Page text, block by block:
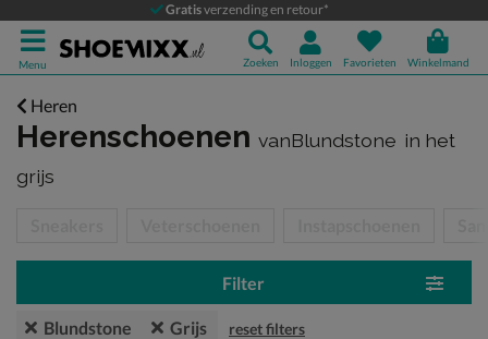
Gratisverzending en retour*
Menu Zoeken Inloggen Favorieten Winkelmand
Heren
Herenschoenen vanBlundstone in het
grijs
Filter
Blundstone Grijs reset filters